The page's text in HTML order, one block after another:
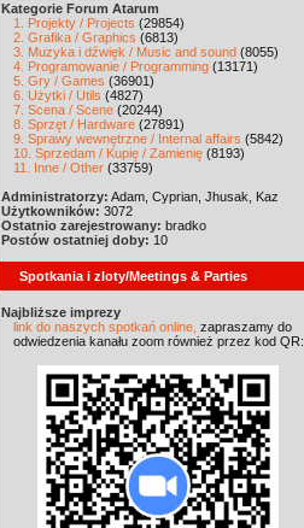
Kategorie Forum Atarum
1. Projekty / Projects (29854)
2. Grafika / Graphics (6813)
3. Muzyka i dźwięk / Music and sound (8055)
4. Programowanie / Programming (13171)
5. Gry / Games (36901)
6. Użytki / Utils (4827)
7. Scena / Scene (20244)
8. Sprzęt / Hardware (27891)
9. Sprawy wewnętrzne / Internal affairs (5842)
10. Sprzedam / Kupię / Zamienię (8193)
11. Inne / Other (33759)
Administratorzy: Adam, Cyprian, Jhusak, Kaz
Użytkowników: 3072
Ostatnio zarejestrowany: bradko
Postów ostatniej doby: 10
Spotkania i zloty/Meetings & Parties
Najbliższe imprezy
link do naszych spotkań online, zapraszamy do
odwiedzenia kanału zoom również przez kod QR: